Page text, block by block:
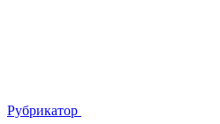
Рубрикатор